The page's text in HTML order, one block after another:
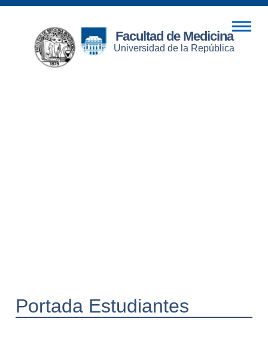
Facultad de Medicina
Universidad de la República
Portada Estudiantes